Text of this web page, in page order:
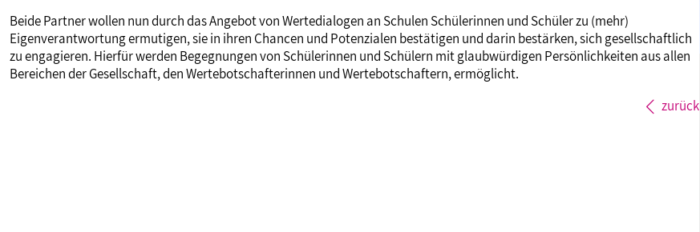
Beide Partner wollen nun durch das Angebot von Wertedialogen an Schulen Schülerinnen und Schüler zu (mehr)
Eigenverantwortung ermutigen, sie in ihren Chancen und Potenzialen bestätigen und darin bestärken, sich gesellschaftlich
zu engagieren. Hierfür werden Begegnungen von Schülerinnen und Schülern mit glaubwürdigen Persönlichkeiten aus allen
Bereichen der Gesellschaft, den Wertebotschafterinnen und Wertebotschaftern, ermöglicht.
zurück